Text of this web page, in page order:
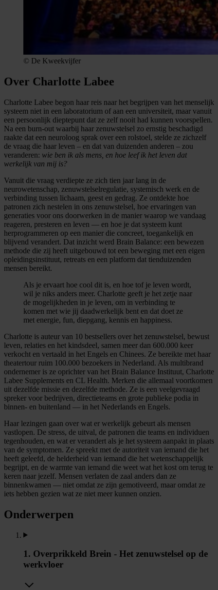
© De Kweekvijfer
Over Charlotte Labee
Charlotte Labee begon haar reis naar het begrijpen van het menselijk
systeem niet in een laboratorium of aan een universiteit, maar vanuit
een persoonlijk dieptepunt dat ze zelf nooit had kunnen voorspellen.
Na een burn-out waarbij haar zenuwstelsel zo ernstig beschadigd
raakte dat een neuroloog sprak over een rolstoel, stelde ze zichzelf
de vraag die haar leven – en dat van duizenden anderen – zou
veranderen: wie ben ik als mens, en hoe leef ik het leven dat
werkelijk van mij is?
Vanuit die vraag verdiepte ze zich tien jaar lang in de
neurowetenschap, zenuwstelselregulatie, systemisch werk en de
verbinding tussen lichaam, geest en gedrag. Ze ontdekte hoe
patronen zich nestelen in ons zenuwstelsel, hoe ervaringen van
generaties voor ons doorwerken in de manier waarop we vandaag
reageren, presteren en leven — en hoe je dat systeem kunt
herprogrammeren op een manier die concreet, toegankelijk en
blijvend verandert. Dat inzicht werd Brain Balance: een bewezen
methode die zij heeft uitgebouwd tot een beweging met een eigen
opleidingsinstituut, retreats en een platform dat tienduizenden
mensen bereikt.
Als je ervaart hoe cool dit is, en hoe tof je leven wordt,
wil je niks anders meer. Charlotte geeft je het zetje naar
de mogelijkheden in je leven, om in verbinding te
komen met wie jij daadwerkelijk bent en dat doet ze
met energie, fun, diepgang, kennis en happiness.
Charlotte is auteur van 10 bestsellers over het zenuwstelsel, bewust
leven, relaties en het kindsdeel, samen meer dan 600.000 keer
verkocht en vertaald in het Engels en Chinees. Ze bereikte met haar
theatertour ruim 100.000 bezoekers in Nederland. Als multibrand
ondernemer is ze oprichter van het Brain Balance Instituut, Charlotte
Labee Supplements en CL Health. Merken die allemaal voortkomen
uit dezelfde missie en dezelfde methode. Ze is een veelgevraagd
spreker voor bedrijven, directieteams en grote publieke podia in
binnen- en buitenland — in het Nederlands en Engels.
Haar lezingen gaan over wat er werkelijk gebeurt als mensen
vastlopen. De stress, de uitval, de patronen die teams en individuen
tegenhouden, en wat er verandert als je het systeem aanpakt in plaats
van de symptomen. Ze spreekt met de autoriteit van iemand die het
heeft geleefd, de helderheid van iemand die het wetenschappelijk
begrijpt, en de warmte van iemand die weet wat het kost om terug te
keren naar jezelf. Mensen verlaten de zaal anders dan ze
binnenkwamen — niet omdat ze zijn gemotiveerd, maar omdat ze
iets hebben gezien wat ze niet meer kunnen onzien.
Onderwerpen
1. Overprikkeld Brein - Het zenuwstelsel op de
werkvloer